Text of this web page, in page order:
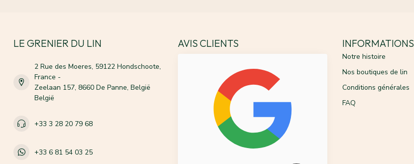
LE GRENIER DU LIN
2 Rue des Moeres, 59122 Hondschoote,
France -
Zeelaan 157, 8660 De Panne, België
België
+33 3 28 20 79 68
+33 6 81 54 03 25
AVIS CLIENTS INFORMATIONS
Notre histoire
Nos boutiques de lin
Conditions générales
FAQ